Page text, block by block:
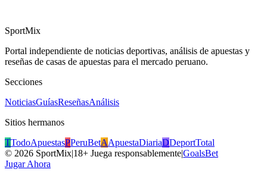
SportMix
Portal independiente de noticias deportivas, análisis de apuestas y
reseñas de casas de apuestas para el mercado peruano.
Secciones
NoticiasGuíasReseñasAnálisis
Sitios hermanos
TTodoApuestasPPeruBetAApuestaDiariaDDeportTotal
© 2026 SportMix|18+ Juega responsablemente|GoalsBet
Jugar Ahora